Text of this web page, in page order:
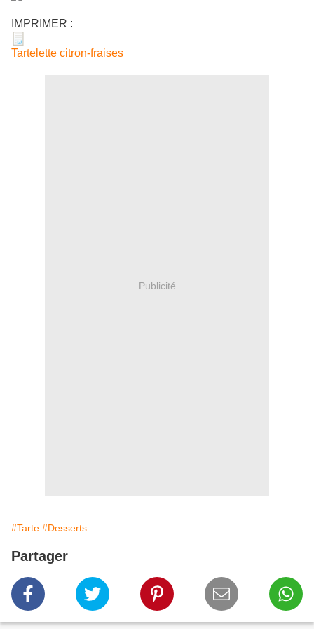
IMPRIMER :
Tartelette citron-fraises
Publicité
#Tarte #Desserts
Partager